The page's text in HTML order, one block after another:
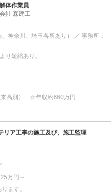
体作業員
社 森建工
神奈川、埼玉各所あり） ／ 事務所：
り短縮あり。
高別） ☆年収約660万円
リア工事の施工及び、施工監理
万円～
ます。